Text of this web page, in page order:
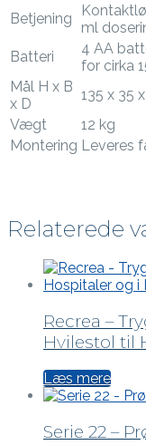
Betjening
ml
Batteri
4 AA
for cirka
Mål H x B
x D
135 x 35
Vægt
12 kg
Montering Leveres
Relaterede
Recrea –
Hvilestol til
Læs mere
Serie 22 –